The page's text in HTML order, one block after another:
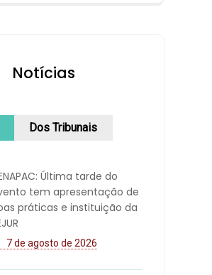
Notícias
Dos Tribunais
Última tarde do
tem apresentação de
práticas e instituição da
7 de agosto de 2026